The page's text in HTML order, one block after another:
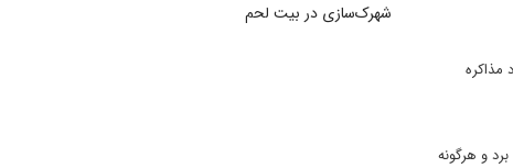
مذاکره
و هرگونه
شهرک‌سازی در بیت‌ لحم